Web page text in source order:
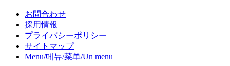
お問合わせ
採用情報
プライバシーポリシー
サイトマップ
Menu/메뉴/菜单/Un menu